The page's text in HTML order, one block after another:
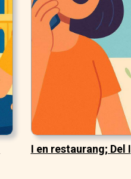
I en restaurang; Del I